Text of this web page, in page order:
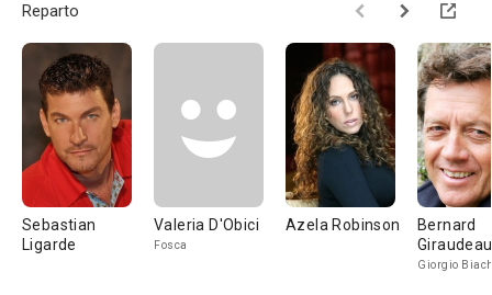
Reparto
Sebastian
Ligarde
Valeria D'Obici
Fosca
Azela Robinson
Bernard
Giraudeau
Giorgio